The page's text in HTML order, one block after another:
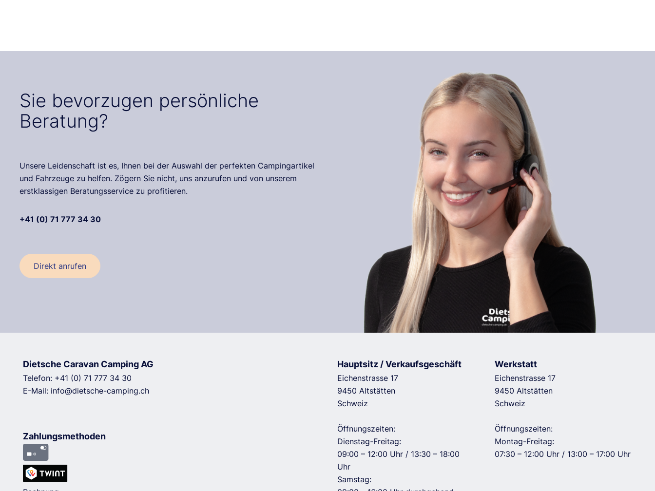
Sie bevorzugen persönliche
Beratung?
Unsere Leidenschaft ist es, Ihnen bei der Auswahl der perfekten Campingartikel
und Fahrzeuge zu helfen. Zögern Sie nicht, uns anzurufen und von unserem
erstklassigen Beratungsservice zu profitieren.
+41 (0) 71 777 34 30
Direkt anrufen
Dietsche Caravan Camping AG
Telefon: +41 (0) 71 777 34 30
E-Mail: info@dietsche-camping.ch
Zahlungsmethoden
Hauptsitz / Verkaufsgeschäft
Eichenstrasse 17
9450 Altstätten
Schweiz
Öffnungszeiten:
Dienstag-Freitag:
09:00 – 12:00 Uhr / 13:30 – 18:00
Uhr
Samstag:
Werkstatt
Eichenstrasse 17
9450 Altstätten
Schweiz
Öffnungszeiten:
Montag-Freitag:
07:30 – 12:00 Uhr / 13:00 – 17:00 Uhr